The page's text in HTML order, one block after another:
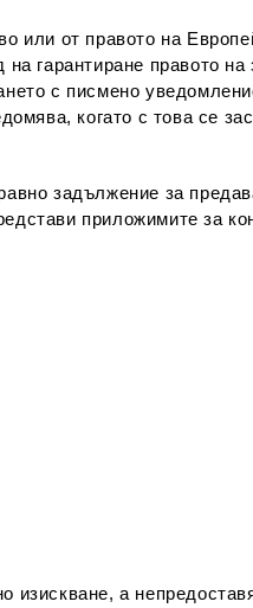
или от правото на
гарантиране правото на
с писмено
когато с това се
задължение за
приложимите за
изискване, а